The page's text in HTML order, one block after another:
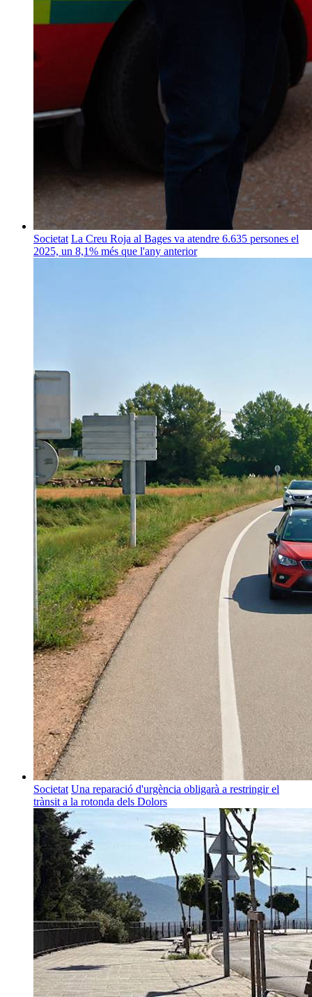
Societat La Creu Roja al Bages va atendre 6.635 persones el
2025, un 8,1% més que l'any anterior
Societat Una reparació d'urgència obligarà a restringir el
trànsit a la rotonda dels Dolors